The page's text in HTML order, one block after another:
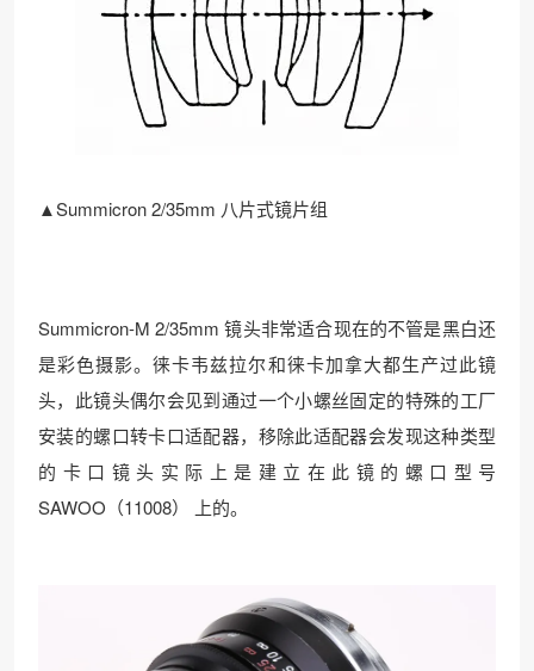
▲Summicron 2/35mm 八片式镜片组
Summicron-M 2/35mm 镜头非常适合现在的不管是黑白还
是彩色摄影。徕卡韦兹拉尔和徕卡加拿大都生产过此镜
头，此镜头偶尔会见到通过一个小螺丝固定的特殊的工厂
安装的螺口转卡口适配器，移除此适配器会发现这种类型
的卡口镜头实际上是建立在此镜的螺口型号
SAWOO（11008） 上的。